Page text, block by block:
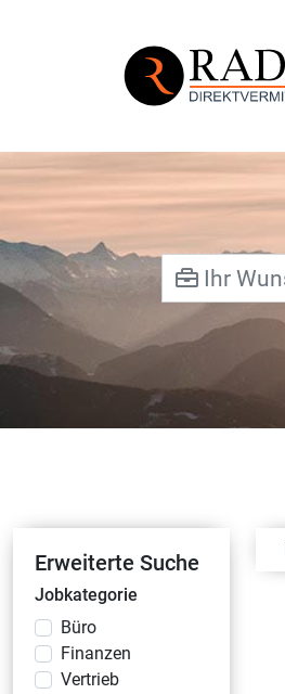
Erweiterte Suche
Jobkategorie
Büro
Finanzen
Vertrieb